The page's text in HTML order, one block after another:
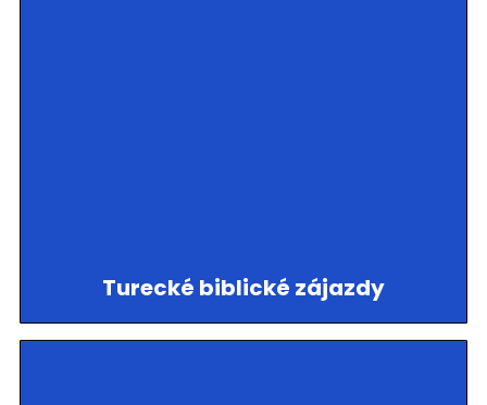
Turecké biblické zájazdy